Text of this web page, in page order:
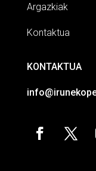
Argazkiak
Kontaktua
KONTAKTUA